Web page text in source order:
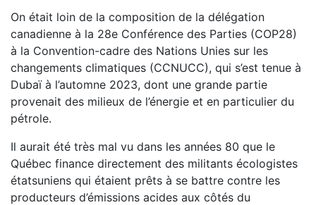
On était loin de la composition de la délégation
canadienne à la 28e Conférence des Parties (COP28)
à la Convention-cadre des Nations Unies sur les
changements climatiques (CCNUCC), qui s’est tenue à
Dubaï à l’automne 2023, dont une grande partie
provenait des milieux de l’énergie et en particulier du
pétrole.
Il aurait été très mal vu dans les années 80 que le
Québec finance directement des militants écologistes
étatsuniens qui étaient prêts à se battre contre les
producteurs d’émissions acides aux côtés du